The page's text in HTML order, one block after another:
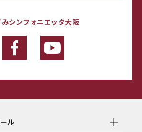
みシンフォニエッタ大阪
ル